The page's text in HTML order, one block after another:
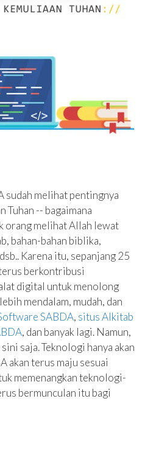
sudah melihat pentingnya
-- bagaimana
orang melihat Allah lewat
bahan-bahan biblika,
Karena itu, sepanjang 25
berkontribusi
digital untuk menolong
mendalam, mudah, dan
SABDA, situs Alkitab
, dan banyak lagi. Namun,
saja. Teknologi hanya akan
akan terus maju sesuai
memenangkan teknologi-
bermunculan itu bagi